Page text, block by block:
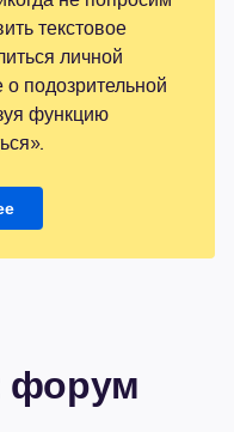
текстовое
личной
подозрительной
функцию
форум